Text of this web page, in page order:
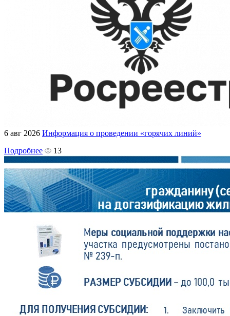
6 авг 2026 Информация о проведении «горячих линий»
Подробнее
13